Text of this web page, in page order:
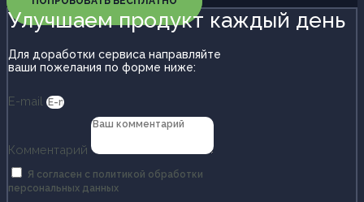
Улучшаем продукт каждый день
Для доработки сервиса направляйте
ваши пожелания по форме ниже:
E-mail
Комментарий
Я согласен с политикой обработки
персональных данных